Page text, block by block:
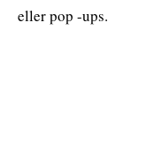
eller pop -ups.